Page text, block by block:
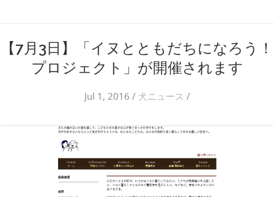
【7月3日】「イヌとともだちになろう！
プロジェクト」が開催されます
Jul 1, 2016 / 犬ニュース /